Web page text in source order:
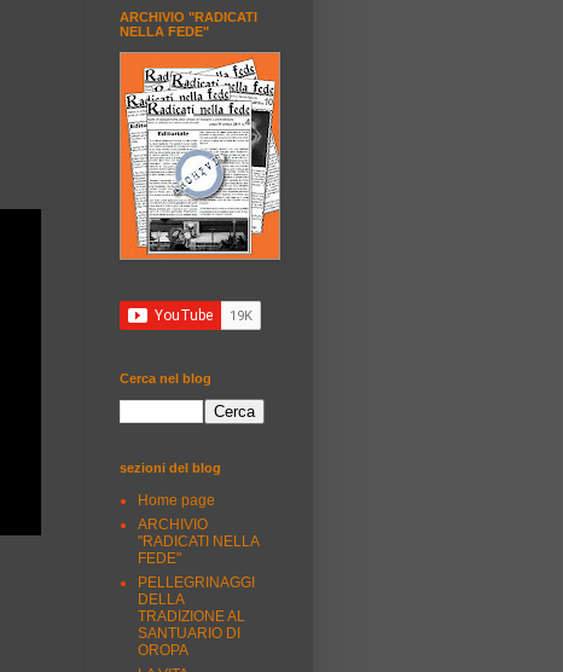
ARCHIVIO "RADICATI
NELLA FEDE"
Cerca nel blog
sezioni del blog
Home page
ARCHIVIO
"RADICATI NELLA
FEDE"
PELLEGRINAGGI
DELLA
TRADIZIONE AL
SANTUARIO DI
OROPA